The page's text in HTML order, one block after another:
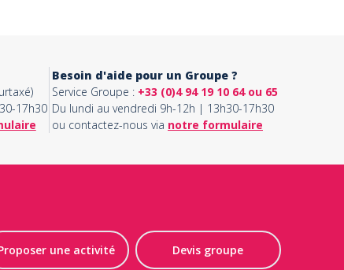
17h30
Besoin d'aide pour un Groupe ?
Service Groupe : +33 (0)4 94 19 10 64 ou 65
Du lundi au vendredi 9h-12h | 13h30-17h30
ou contactez-nous via notre formulaire
une activité Devis groupe